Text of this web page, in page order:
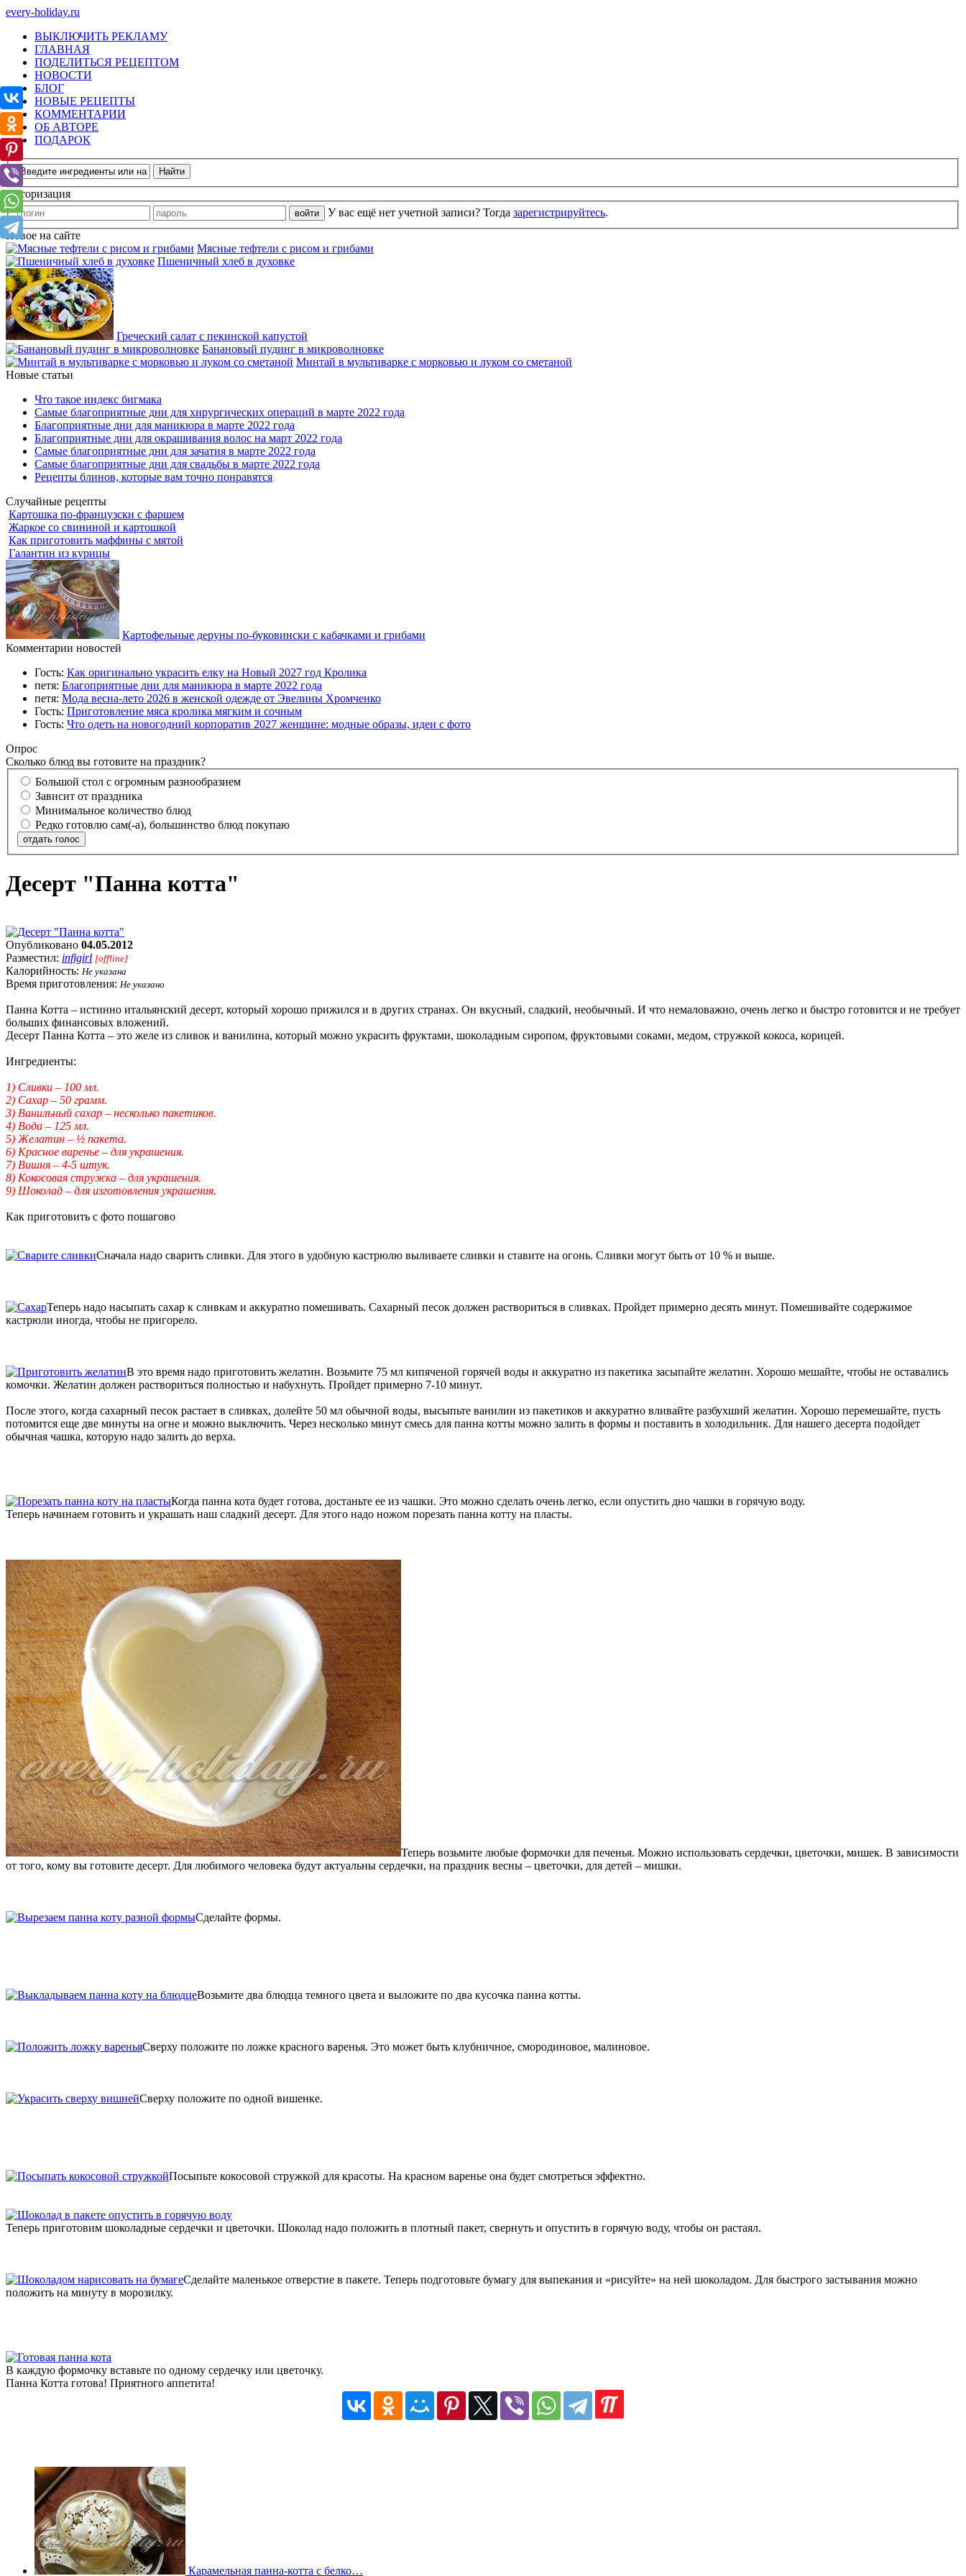
every-holiday.ru
ВЫКЛЮЧИТЬ РЕКЛАМУ
ГЛАВНАЯ
ПОДЕЛИТЬСЯ РЕЦЕПТОМ
НОВОСТИ
БЛОГ
НОВЫЕ РЕЦЕПТЫ
КОММЕНТАРИИ
ОБ АВТОРЕ
ПОДАРОК
Авторизация
У вас ещё нет учетной записи? Тогда зарегистрируйтесь.
Новое на сайте
Мясные тефтели с рисом и грибами
Пшеничный хлеб в духовке
Греческий салат с пекинской капустой
Банановый пудинг в микроволновке
Минтай в мультиварке с морковью и луком со сметаной
Новые статьи
Что такое индекс бигмака
Самые благоприятные дни для хирургических операций в марте 2022 года
Благоприятные дни для маникюра в марте 2022 года
Благоприятные дни для окрашивания волос на март 2022 года
Самые благоприятные дни для зачатия в марте 2022 года
Самые благоприятные дни для свадьбы в марте 2022 года
Рецепты блинов, которые вам точно понравятся
Случайные рецепты
Картошка по-французски с фаршем
Жаркое со свининой и картошкой
Как приготовить маффины с мятой
Галантин из курицы
Картофельные деруны по-буковински с кабачками и грибами
Комментарии новостей
Гость: Как оригинально украсить елку на Новый 2027 год Кролика
петя: Благоприятные дни для маникюра в марте 2022 года
петя: Мода весна-лето 2026 в женской одежде от Эвелины Хромченко
Гость: Приготовление мяса кролика мягким и сочным
Гость: Что одеть на новогодний корпоратив 2027 женщине: модные образы, идеи с фото
Опрос
Сколько блюд вы готовите на праздник?
Большой стол с огромным разнообразием
Зависит от праздника
Минимальное количество блюд
Редко готовлю сам(-а), большинство блюд покупаю
отдать голос
Десерт "Панна котта"
Опубликовано 04.05.2012
Разместил: infigirl [offline]
Калорийность: Не указана
Время приготовления: Не указано
Панна Котта – истинно итальянский десерт, который хорошо прижился и в других странах. Он вкусный, сладкий, необычный. И что немаловажно, очень легко и быстро готовится и не требует
больших финансовых вложений.
Десерт Панна Котта – это желе из сливок и ванилина, который можно украсить фруктами, шоколадным сиропом, фруктовыми соками, медом, стружкой кокоса, корицей.
Ингредиенты:
1) Сливки – 100 мл.
2) Сахар – 50 грамм.
3) Ванильный сахар – несколько пакетиков.
4) Вода – 125 мл.
5) Желатин – ½ пакета.
6) Красное варенье – для украшения.
7) Вишня – 4-5 штук.
8) Кокосовая стружка – для украшения.
9) Шоколад – для изготовления украшения.
Как приготовить с фото пошагово
Сначала надо сварить сливки. Для этого в удобную кастрюлю выливаете сливки и ставите на огонь. Сливки могут быть от 10 % и выше.
Теперь надо насыпать сахар к сливкам и аккуратно помешивать. Сахарный песок должен раствориться в сливках. Пройдет примерно десять минут. Помешивайте содержимое
кастрюли иногда, чтобы не пригорело.
В это время надо приготовить желатин. Возьмите 75 мл кипяченой горячей воды и аккуратно из пакетика засыпайте желатин. Хорошо мешайте, чтобы не оставались
комочки. Желатин должен раствориться полностью и набухнуть. Пройдет примерно 7-10 минут.
После этого, когда сахарный песок растает в сливках, долейте 50 мл обычной воды, высыпьте ванилин из пакетиков и аккуратно вливайте разбухший желатин. Хорошо перемешайте, пусть
потомится еще две минуты на огне и можно выключить. Через несколько минут смесь для панна котты можно залить в формы и поставить в холодильник. Для нашего десерта подойдет
обычная чашка, которую надо залить до верха.
Когда панна кота будет готова, достаньте ее из чашки. Это можно сделать очень легко, если опустить дно чашки в горячую воду.
Теперь начинаем готовить и украшать наш сладкий десерт. Для этого надо ножом порезать панна котту на пласты.
Теперь возьмите любые формочки для печенья. Можно использовать сердечки, цветочки, мишек. В зависимости
от того, кому вы готовите десерт. Для любимого человека будут актуальны сердечки, на праздник весны – цветочки, для детей – мишки.
Сделайте формы.
Возьмите два блюдца темного цвета и выложите по два кусочка панна котты.
Сверху положите по ложке красного варенья. Это может быть клубничное, смородиновое, малиновое.
Сверху положите по одной вишенке.
Посыпьте кокосовой стружкой для красоты. На красном варенье она будет смотреться эффектно.
Теперь приготовим шоколадные сердечки и цветочки. Шоколад надо положить в плотный пакет, свернуть и опустить в горячую воду, чтобы он растаял.
Сделайте маленькое отверстие в пакете. Теперь подготовьте бумагу для выпекания и «рисуйте» на ней шоколадом. Для быстрого застывания можно
положить на минуту в морозилку.
В каждую формочку вставьте по одному сердечку или цветочку.
Панна Котта готова! Приятного аппетита!
Карамельная панна-котта с белко…